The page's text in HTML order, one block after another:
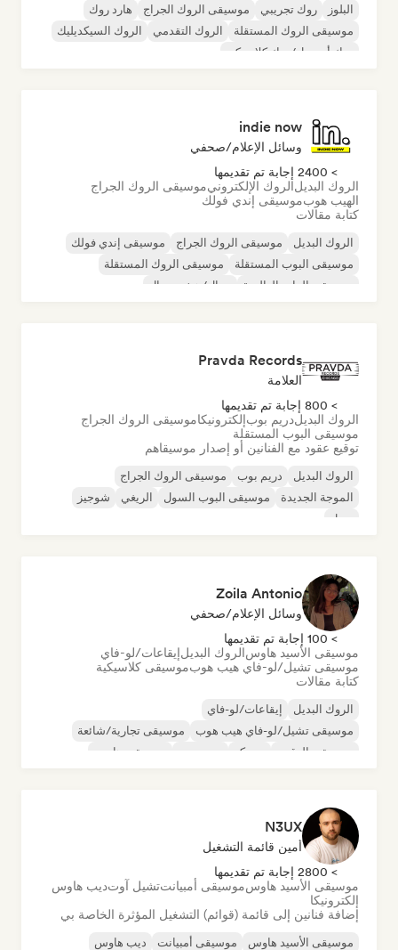
البلوز روك تجريبي موسيقى الروك الجراج
هارد روك
موسيقى الروك المستقلة
الروك التقدمي
الروك السيكديليك
روك أند رول/روك كلاسيكي
indie now
وسائل الإعلام/صحفي
> 2400 إجابة تم تقديمها
الروك البديلالروك الإلكترونيموسيقى الروك الجراج
الهيب هوبموسيقى إندي فولك
كتابة مقالات
الروك البديل موسيقى الروك الجراج
موسيقى إندي فولك
موسيقى البوب المستقلة
موسيقى الروك المستقلة
موسيقى الراب العالمية
ميتال/هيفي ميتال
Pravda Records
العلامة
> 800 إجابة تم تقديمها
الروك البديلدريم بوبإلكترونيكاموسيقى الروك الجراج
موسيقى البوب المستقلة
توقيع عقود مع الفنانين أو إصدار موسيقاهم
الروك البديل دريم بوب
موسيقى الروك الجراج
الموجة الجديدة
موسيقى البوب السول الريغي
شوجيز
سول
Zoila Antonio
وسائل الإعلام/صحفي
> 100 إجابة تم تقديمها
موسيقى الأسيد هاوسالروك البديلإيقاعات/لو-فاي
موسيقى تشيل/لو-فاي هيب هوبموسيقى كلاسيكية
كتابة مقالات
الروك البديل
إيقاعات/لو-فاي
موسيقى تشيل/لو-فاي هيب هوب
موسيقى تجارية/شائعة
موسيقى الرقص
ديسكو موسيقى هاوس
N3UX
أمين قائمة التشغيل
> 2800 إجابة تم تقديمها
موسيقى الأسيد هاوسموسيقى أمبيانتتشيل آوتديب هاوس
إلكترونيكا
إضافة فنانين إلى قائمة (قوائم) التشغيل المؤثرة الخاصة بي
موسيقى الأسيد هاوس موسيقى أمبيانت
ديب هاوس